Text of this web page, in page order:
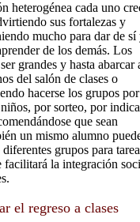
heterogénea cada uno
sus fortalezas y
mucho para dar de sí
de los demás. Los
grandes y hasta abarcar
del salón de clases o
hacerse los grupos por
por sorteo, por
que sean
un mismo alumno
grupos para
facilitará la integración
el regreso a clases